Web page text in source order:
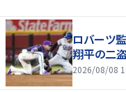
ロバーツ
翔平の二
2026/08/08